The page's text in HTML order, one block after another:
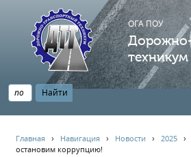
ОГА ПОУ
техникум
Главная › Навигация › Новости ›2025
остановим коррупцию!